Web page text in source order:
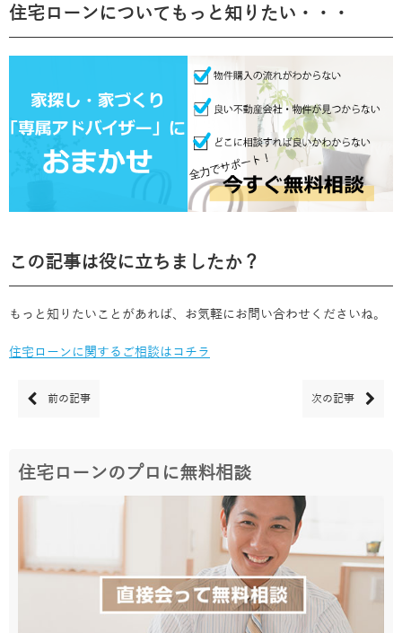
住宅ローンについてもっと知りたい・・・
この記事は役に立ちましたか？
もっと知りたいことがあれば、お気軽にお問い合わせくださいね。
住宅ローンに関するご相談はコチラ
前の記事 次の記事
住宅ローンのプロに無料相談